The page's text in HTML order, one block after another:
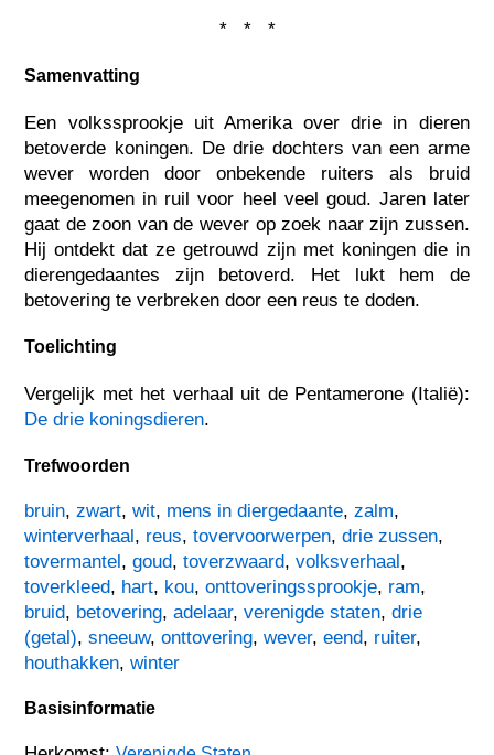
* * *
Samenvatting
Een volkssprookje uit Amerika over drie in dieren
betoverde koningen. De drie dochters van een arme
wever worden door onbekende ruiters als bruid
meegenomen in ruil voor heel veel goud. Jaren later
gaat de zoon van de wever op zoek naar zijn zussen.
Hij ontdekt dat ze getrouwd zijn met koningen die in
dierengedaantes zijn betoverd. Het lukt hem de
betovering te verbreken door een reus te doden.
Toelichting
Vergelijk met het verhaal uit de Pentamerone (Italië):
De drie koningsdieren.
Trefwoorden
bruin,zwart,wit, mens in diergedaante,zalm,
winterverhaal , reus,tovervoorwerpen,drie zussen,
tovermantel ,goud,toverzwaard,volksverhaal ,
toverkleed, hart, kou,onttoveringssprookje, ram,
bruid, betovering,adelaar,verenigde staten,drie
(getal),sneeuw,onttovering,wever,eend, ruiter,
houthakken,winter
Basisinformatie